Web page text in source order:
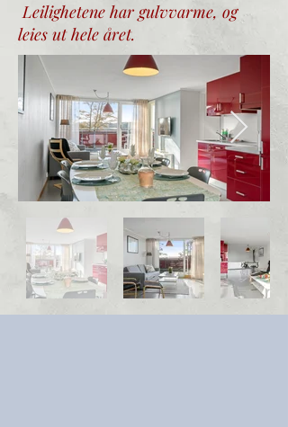
Leilighetene har gulvvarme, og
leies ut hele året.